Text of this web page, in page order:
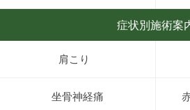
症状別施術案
肩こり
坐骨神経痛